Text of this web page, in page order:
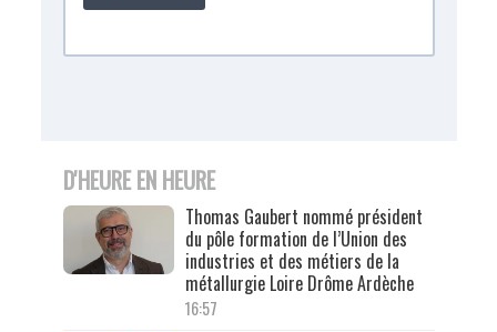
D'HEURE EN HEURE
Thomas Gaubert nommé président
du pôle formation de l’Union des
industries et des métiers de la
métallurgie Loire Drôme Ardèche
16:57